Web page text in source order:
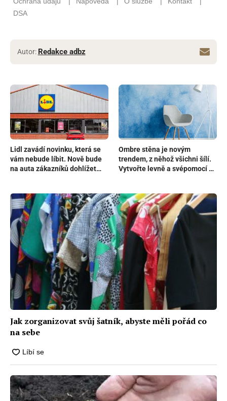
Autor: Redakce adbz
Lidl zavádí novinku, která se
vám nebude líbit. Nově bude
na auta zákazníků dohlížet
Ombre stěna je novým
trendem, z něhož všichni šílí.
Vytvořte levně a svépomocí z
Jak zorganizovat svůj šatník, abyste měli pořád co
na sebe